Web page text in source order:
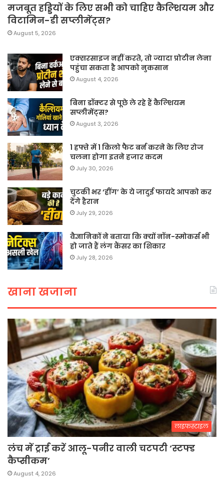
मजबूत हड्डियों के लिए सभी को चाहिए कैल्शियम और
विटामिन-डी सप्लीमेंट्स?
August 5, 2026
एक्सरसाइज नहीं करते, तो ज्यादा प्रोटीन लेना
पहुंचा सकता है आपको नुकसान
August 4, 2026
बिना डॉक्टर से पूछे ले रहे हैं कैल्शियम
सप्लीमेंट्स?
August 3, 2026
1 हफ्ते में 1 किलो फैट बर्न करने के लिए रोज
चलना होगा इतने हजार कदम
July 30, 2026
चुटकी भर ‘हींग’ के ये जादुई फायदे आपको कर
देंगे हैरान
July 29, 2026
वैज्ञानिकों ने बताया कि क्यों नॉन-स्मोकर्स भी
हो जाते हैं लंग कैंसर का शिकार
July 28, 2026
खाना खजाना
लाइफस्टाइल
लंच में ट्राई करें आलू-पनीर वाली चटपटी ‘स्टफ्ड
कैप्सीकम’
August 4, 2026